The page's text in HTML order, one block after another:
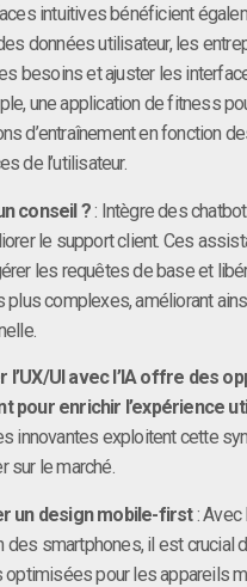
intuitives bénéficient
données utilisateur, les
besoins et ajuster les
une application de fitness
d’entraînement en fonction
de l’utilisateur.
conseil ?: Intègre des
le support client. Ces
les requêtes de base et
plus complexes, améliorant
l’UX/UI avec l’IA offre des
pour enrichir l’expérience
innovantes exploitent cette
sur le marché.
un design mobile-first: Avec
des smartphones, il est crucial
optimisées pour les appareils